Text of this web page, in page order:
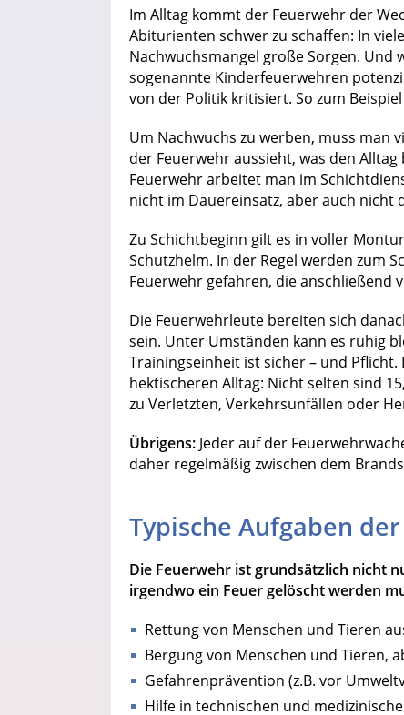
Im Alltag kommt der Feuerwehr der
Abiturienten schwer zu schaffen: In
Nachwuchsmangel große Sorgen.
sogenannte Kinderfeuerwehren
von der Politik kritisiert. So zum
Um Nachwuchs zu werben, muss man
der Feuerwehr aussieht, was den
Feuerwehr arbeitet man im
nicht im Dauereinsatz, aber auch nicht
Zu Schichtbeginn gilt es in voller
Schutzhelm. In der Regel werden zum
Feuerwehr gefahren, die anschließend
Die Feuerwehrleute bereiten sich
sein. Unter Umständen kann es ruhig
Trainingseinheit ist sicher – und
hektischeren Alltag: Nicht selten sind
zu Verletzten, Verkehrsunfällen oder
Übrigens: Jeder auf der
daher regelmäßig zwischen dem
Typische Aufgaben
Die Feuerwehr ist grundsätzlich nicht
irgendwo ein Feuer gelöscht werden
Rettung von Menschen und Tieren
Bergung von Menschen und Tieren,
Gefahrenprävention (z.B. vor
Hilfe in technischen und